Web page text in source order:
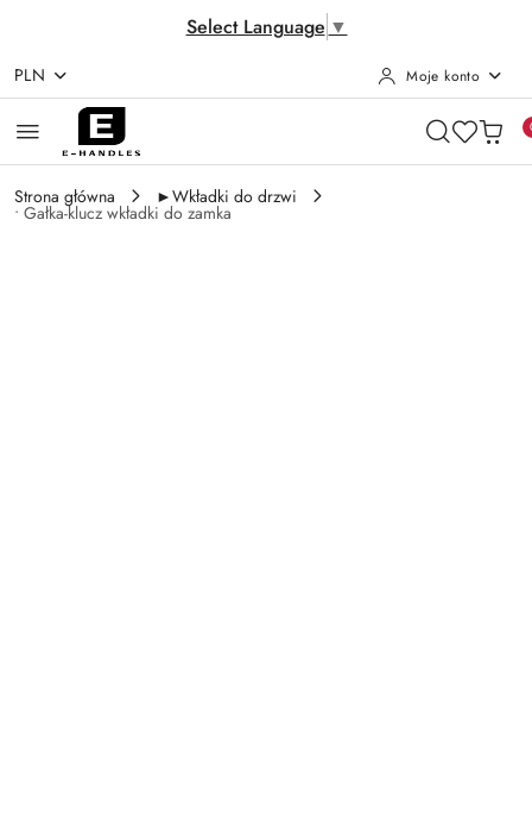
Select Language ▼
Przejdź do treści głównej
Przejdź do wyszukiwarki
Przejdź do moje konto
Przejdź do menu głównego
Przejdź do opisu produktu
Przejdź do stopki
PLN Moje konto
Strona główna ►Wkładki do drzwi
• Gałka-klucz wkładki do zamka